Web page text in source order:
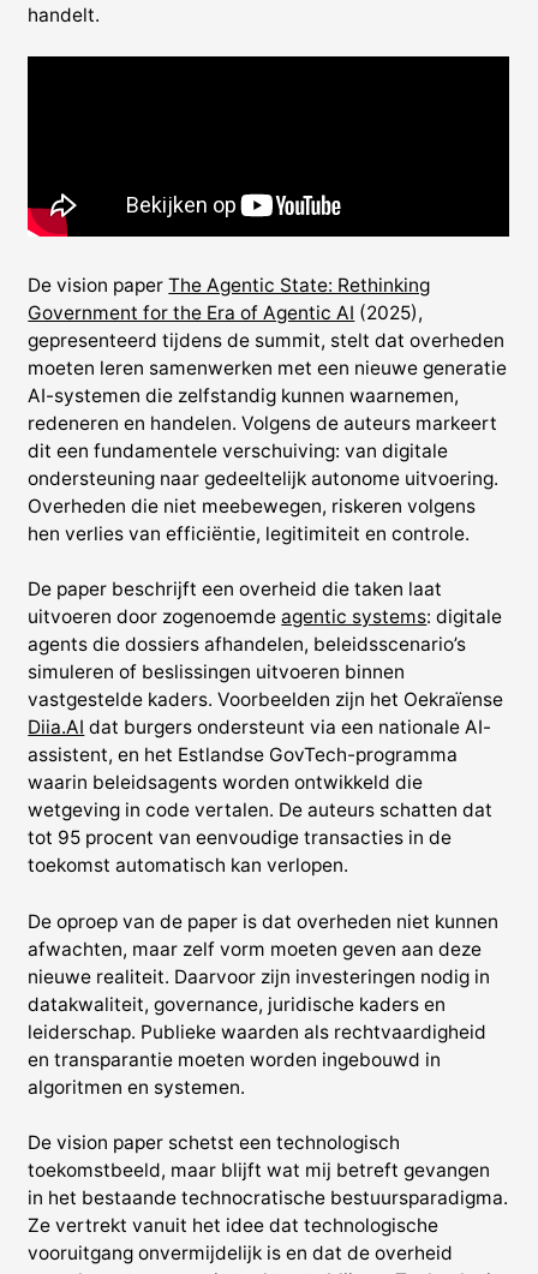
handelt.
De vision paperThe Agentic State: Rethinking
Government for the Era of Agentic AI (2025),
gepresenteerd tijdens de summit, stelt dat overheden
moeten leren samenwerken met een nieuwe generatie
AI-systemen die zelfstandig kunnen waarnemen,
redeneren en handelen. Volgens de auteurs markeert
dit een fundamentele verschuiving: van digitale
ondersteuning naar gedeeltelijk autonome uitvoering.
Overheden die niet meebewegen, riskeren volgens
hen verlies van efficiëntie, legitimiteit en controle.
De paper beschrijft een overheid die taken laat
uitvoeren door zogenoemdeagentic systems: digitale
agents die dossiers afhandelen, beleidsscenario’s
simuleren of beslissingen uitvoeren binnen
vastgestelde kaders. Voorbeelden zijn het Oekraïense
Diia.AI dat burgers ondersteunt via een nationale AI-
assistent, en het Estlandse GovTech-programma
waarin beleidsagents worden ontwikkeld die
wetgeving in code vertalen. De auteurs schatten dat
tot 95 procent van eenvoudige transacties in de
toekomst automatisch kan verlopen.
De oproep van de paper is dat overheden niet kunnen
afwachten, maar zelf vorm moeten geven aan deze
nieuwe realiteit. Daarvoor zijn investeringen nodig in
datakwaliteit, governance, juridische kaders en
leiderschap. Publieke waarden als rechtvaardigheid
en transparantie moeten worden ingebouwd in
algoritmen en systemen.
De vision paper schetst een technologisch
toekomstbeeld, maar blijft wat mij betreft gevangen
in het bestaande technocratische bestuursparadigma.
Ze vertrekt vanuit het idee dat technologische
vooruitgang onvermijdelijk is en dat de overheid